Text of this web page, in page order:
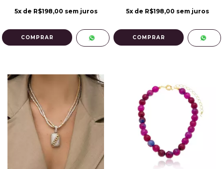
5x de R$198,00 sem juros 5x de R$198,00 sem juros